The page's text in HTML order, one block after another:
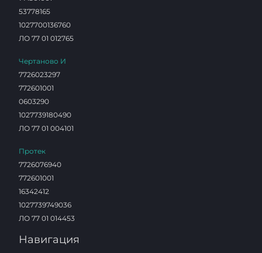
53778165
1027700136760
ЛО 77 01 012765
Чертаново И
7726023297
772601001
0603290
1027739180490
ЛО 77 01 004101
Протек
7726076940
772601001
16342412
1027739749036
ЛО 77 01 014453
Навигация